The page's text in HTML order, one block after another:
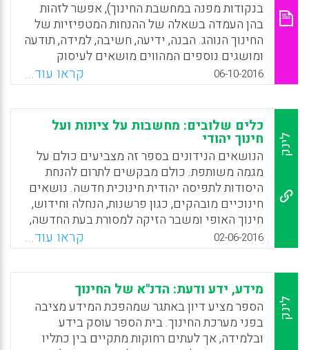
WhatsApp
Facebook
Email
X
בנקודות מפנה במחשבת החינוך), אפשר לזהות
בהן העמדה בשאלה של ההנחות המטפיזיות של
החינוך הנוהג. הבנה, ידיעה, חשיבה, למידה, תודעה
ומושגים נוספים המהווים מושאים לעיסוק
מטפיזי נשקלים מחדש, ומשמעותם המקובלת
מתגלה כבלתי מספקת. המשמעויות החדשות,
ה"מהפכניות", שניתנות להם מולידות תמורות
במעשה החינוכי (נטע סובינסקי).
WhatsApp
Facebook
Email
X
06-10-2016 קראו עוד...
לינק
כלים שלובים: מחשבות על ציונות ועל
חינוך יהודי
הנושאים הנידונים בספר זה מצביעים כולם על
מגמה משותפת. כולם מבקשים לתרום להנחת
היסודות לתפיסה יהודית חינוכית חדשה. נושאים
חינוכיים מובהקים, כגון פרשנות, הנחלה וחידוש,
חינוך האופי ומשבר הזיקה למסורת בעת החדשה,
נידונים מחדש מפרספקטיבות הגותיות וחינוכיות
שונות. המאמרים ההגותיים העוסקים
במשנותיהם של הוגים ידועים, כגון הרב קוק,
בובר, רוזנצוויג, ראבידוביץ, ברדיצ'בסקי ושטראוס
– דנים כולם בסוגיות חינוכיות שמעסיקות את
המחנך היהודי המודרני. לצדם המסות החינוכיות
רוויות בתובנות שנדלו מהשקפותיהם של הוגים
02-06-2016 קראו עוד...
לינק
מידע, ידע ודעת: הדנ"א של החינוך
הספר מציע דיון באתגר שמהפכת המידע מציבה
בפני מערכת החינוך. בית הספר עוסק בידע
ובלמידה, אך לעתים רחוקות מתקיים בין כתליו